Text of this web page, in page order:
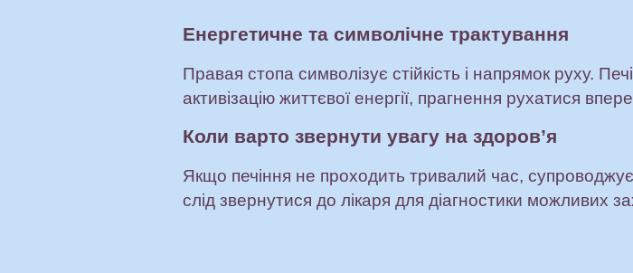
Енергетичне та символічне трактування
Правая стопа символізує стійкість і напрямок руху.
активізацію життєвої енергії, прагнення рухатися
Коли варто звернути увагу на здоров’я
Якщо печіння не проходить тривалий час,
слід звернутися до лікаря для діагностики можливих